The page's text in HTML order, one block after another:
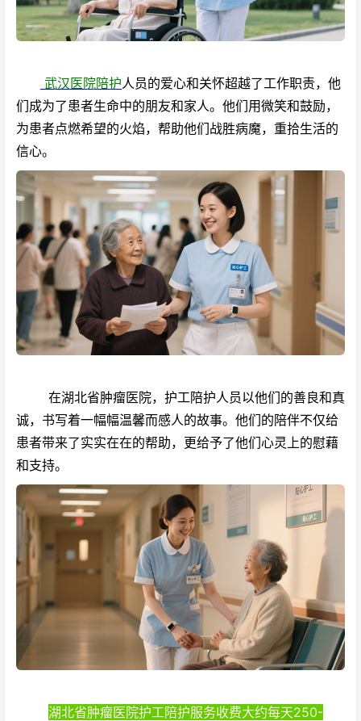
武汉医院陪护人员的爱心和关怀超越了工作职责，他
们成为了患者生命中的朋友和家人。他们用微笑和鼓励，
为患者点燃希望的火焰，帮助他们战胜病魔，重拾生活的
信心。
在湖北省肿瘤医院，护工陪护人员以他们的善良和真
诚，书写着一幅幅温馨而感人的故事。他们的陪伴不仅给
患者带来了实实在在的帮助，更给予了他们心灵上的慰藉
和支持。
湖北省肿瘤医院护工陪护服务收费大约每天250-